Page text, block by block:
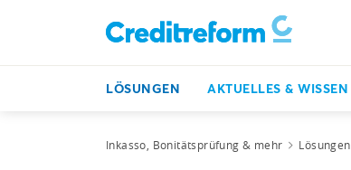
LÖSUNGEN AKTUELLES & WISSEN
Inkasso, Bonitätsprüfung & mehr Lösungen